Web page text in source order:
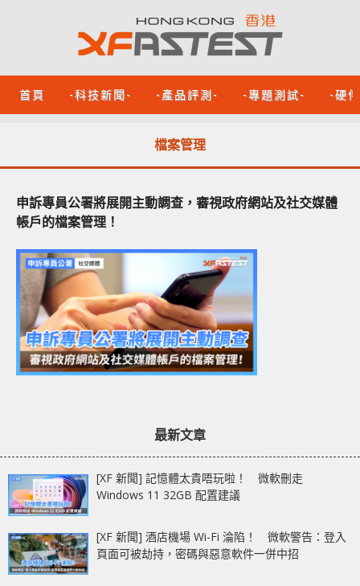
首頁 -科技新聞- -產品評測- -專題測試- -硬
檔案管理
申訴專員公署將展開主動調查，審視政府網站及社交媒體
帳戶的檔案管理！
最新文章
[XF 新聞] 記憶體太貴唔玩啦！ 微軟刪走
Windows 11 32GB 配置建議
[XF 新聞] 酒店機場 Wi-Fi 淪陷！ 微軟警告：登入
頁面可被劫持，密碼與惡意軟件一併中招